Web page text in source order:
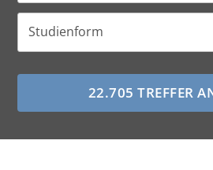
Studienform